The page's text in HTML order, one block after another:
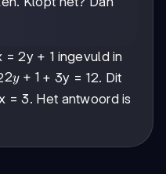
2y + 1 ingevuld in
2y+1
2y + 1+ 3y = 12. Dit
= 3. Het antwoord is